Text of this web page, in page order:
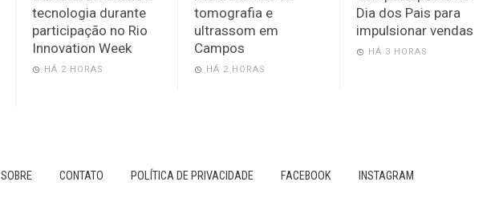
tecnologia durante
participação no Rio
Innovation Week
HÁ 2 HORAS
tomografia e
ultrassom em
Campos
HÁ 2 HORAS
Dia dos Pais para
impulsionar vendas
HÁ 3 HORAS
SOBRE CONTATO POLÍTICA DE PRIVACIDADE FACEBOOK INSTAGRAM